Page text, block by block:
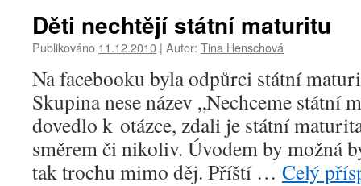
Děti nechtějí státní maturitu
Publikováno 11.12.2010 | Autor: Tina Henschová
Na facebooku byla odpůrci státní
Skupina nese název „Nechceme státní
dovedlo k otázce, zdali je státní
směrem či nikoliv. Úvodem by možná
tak trochu mimo děj. Příští … Celý